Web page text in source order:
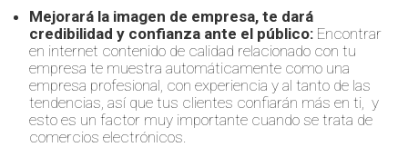
Mejorará la imagen de empresa, te dará
credibilidad y confianza ante el público: Encontrar
en internet contenido de calidad relacionado con tu
empresa te muestra automáticamente como una
empresa profesional, con experiencia y al tanto de las
tendencias, así que tus clientes confiarán más en ti, y
esto es un factor muy importante cuando se trata de
comercios electrónicos.